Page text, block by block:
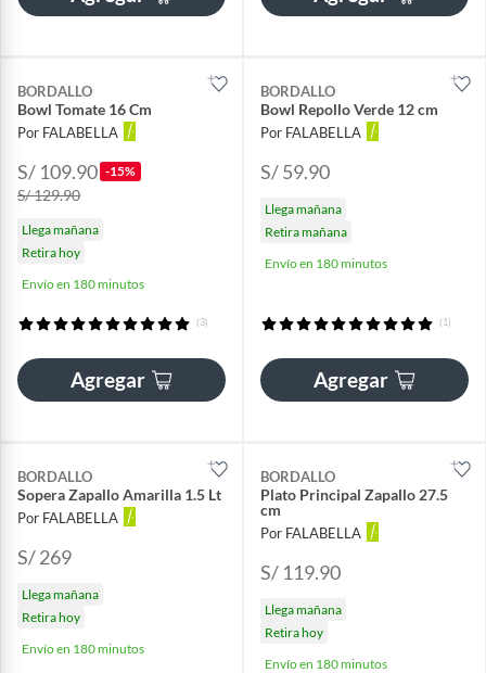
BORDALLO
Bowl Tomate 16 Cm
Por FALABELLA
S/ 109.90 -15%
S/ 129.90
Llega mañana
Retira hoy
Envío en 180 minutos
(3)
Agregar
BORDALLO
Bowl Repollo Verde 12 cm
Por FALABELLA
S/ 59.90
Llega mañana
Retira mañana
Envío en 180 minutos
(1)
Agregar
BORDALLO
Sopera Zapallo Amarilla 1.5 Lt
Por FALABELLA
S/ 269
Llega mañana
Retira hoy
Envío en 180 minutos
BORDALLO
Plato Principal Zapallo 27.5
cm
Por FALABELLA
S/ 119.90
Llega mañana
Retira hoy
Envío en 180 minutos